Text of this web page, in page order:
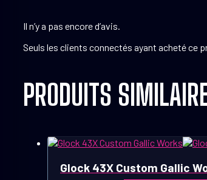
Il n’y a pas encore d’avis.
Seuls les clients connectés ayant acheté ce
PRODUITS
Glock 43X Custom Gallic